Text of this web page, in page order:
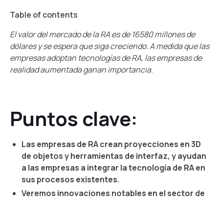
Table of contents
El valor del mercado de la RA es de 16580 millones de
dólares y se espera que siga creciendo. A medida que las
empresas adoptan tecnologías de RA, las empresas de
realidad aumentada ganan importancia.
Puntos clave:
Las empresas de RA crean proyecciones en 3D
de objetos y herramientas de interfaz, y ayudan
a las empresas a integrar la tecnología de RA en
sus procesos existentes.
Veremos innovaciones notables en el sector de